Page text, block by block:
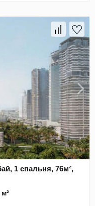
1 спальня, 76м²,